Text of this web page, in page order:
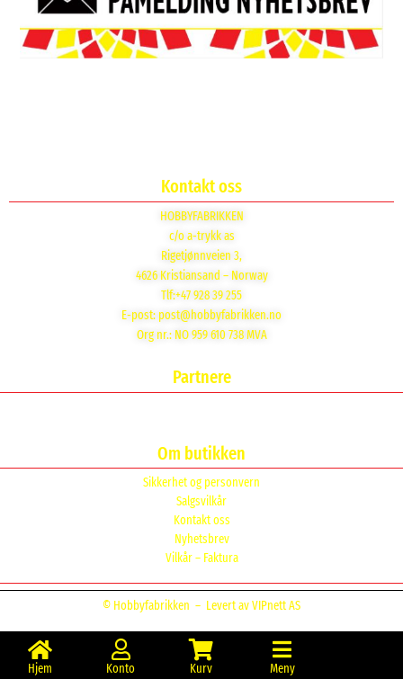
Kontakt oss
HOBBYFABRIKKEN
c/o a-trykk as
Rigetjønnveien 3,
4626 Kristiansand – Norway
Tlf:+47 928 39 255
E-post: post@hobbyfabrikken.no
Org nr.: NO 959 610 738 MVA
Partnere
Om butikken
Sikkerhet og personvern
Salgsvilkår
Kontakt oss
Nyhetsbrev
Vilkår – Faktura
© Hobbyfabrikken – Levert av VIPnett AS
Hjem Konto Kurv Meny